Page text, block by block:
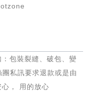
包裝裂縫、破包、變
私訊要求退款或是由
， 用的放心